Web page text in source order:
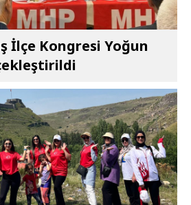
İlçe Kongresi Yoğun